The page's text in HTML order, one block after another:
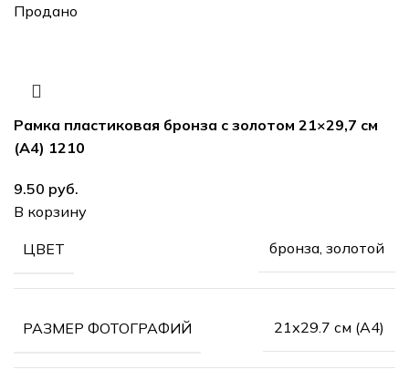
Продано
Рамка пластиковая бронза с золотом 21×29,7 см
(А4) 1210
руб.
В корзину
ЦВЕТ бронза, золотой
РАЗМЕР ФОТОГРАФИЙ 21х29.7 см (А4)